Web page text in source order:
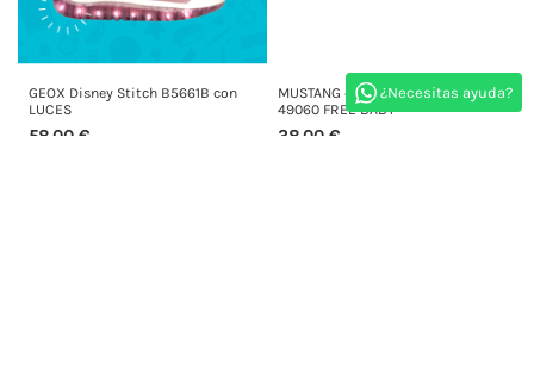
¿Necesitas ayuda?
GEOX Disney Stitch B5661B con
LUCES
58,00 €
MUSTANG deportivo BAREFOOT
49060 FREE BABY
38,00 €